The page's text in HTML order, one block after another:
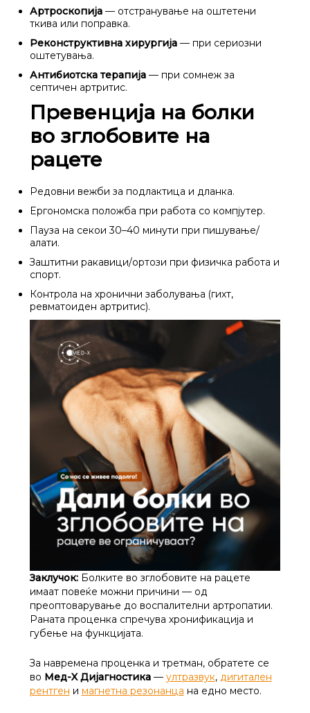
Артроскопија— отстранување на оштетени
ткива или поправка.
Реконструктивна хирургија— при сериозни
оштетувања.
Антибиотска терапија— при сомнеж за
септичен артритис.
Превенција на болки
во зглобовите на
рацете
Редовни вежби за подлактица и дланка.
Ергономска положба при работа со компјутер.
Пауза на секои 30–40 минути при пишување/
алати.
Заштитни ракавици/ортози при физичка работа и
спорт.
Контрола на хронични заболувања (гихт,
ревматоиден артритис).
Заклучок:Болките во зглобовите на рацете
имаат повеќе можни причини — од
преоптоварување до воспалителни артропатии.
Раната проценка спречува хронификација и
губење на функцијата.
За навремена проценка и третман, обратете се
во Мед-X Дијагностика— ултразвук, дигитален
рентген и магнетна резонанца на едно место.